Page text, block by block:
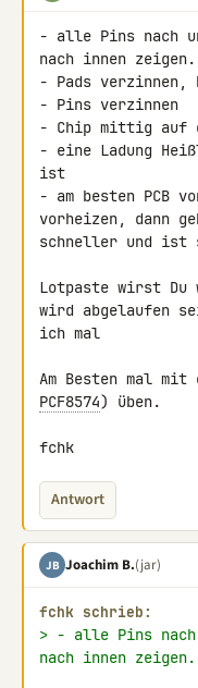
- alle Pins nach
nach innen zeigen.
- Pads
- Pins verzinnen
- Chip mittig auf
- eine Ladung
ist
- am besten PCB
vorheizen, dann
schneller und ist
Lotpaste wirst Du
wird abgelaufen
ich mal
PCF8574) üben.
fchk
Antwort
JB Joachim B.(jar)
fchk schrieb:
> - alle Pins nach
nach innen zeigen.